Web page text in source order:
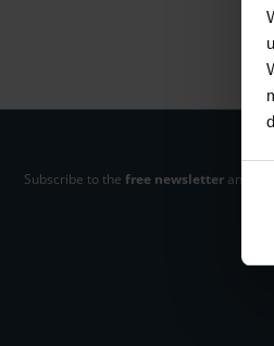
Subscribe to the free newsletterand